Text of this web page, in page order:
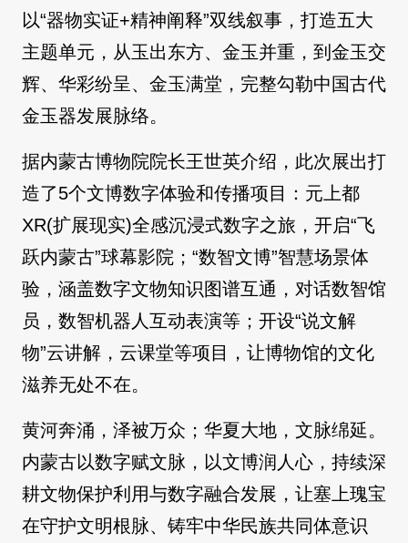
以“器物实证+精神阐释”双线叙事，打造五大
主题单元，从玉出东方、金玉并重，到金玉交
辉、华彩纷呈、金玉满堂，完整勾勒中国古代
金玉器发展脉络。
据内蒙古博物院院长王世英介绍，此次展出打
造了5个文博数字体验和传播项目：元上都
XR(扩展现实)全感沉浸式数字之旅，开启“飞
跃内蒙古”球幕影院；“数智文博”智慧场景体
验，涵盖数字文物知识图谱互通，对话数智馆
员，数智机器人互动表演等；开设“说文解
物”云讲解，云课堂等项目，让博物馆的文化
滋养无处不在。
黄河奔涌，泽被万众；华夏大地，文脉绵延。
内蒙古以数字赋文脉，以文博润人心，持续深
耕文物保护利用与数字融合发展，让塞上瑰宝
在守护文明根脉、铸牢中华民族共同体意识